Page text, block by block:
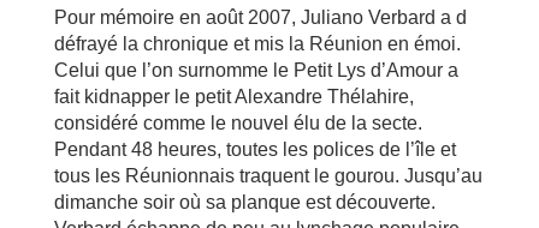
Pour mémoire en août 2007, Juliano Verbard a d
défrayé la chronique et mis la Réunion en émoi.
Celui que l’on surnomme le Petit Lys d’Amour a
fait kidnapper le petit Alexandre Thélahire,
considéré comme le nouvel élu de la secte.
Pendant 48 heures, toutes les polices de l’île et
tous les Réunionnais traquent le gourou. Jusqu’au
dimanche soir où sa planque est découverte.